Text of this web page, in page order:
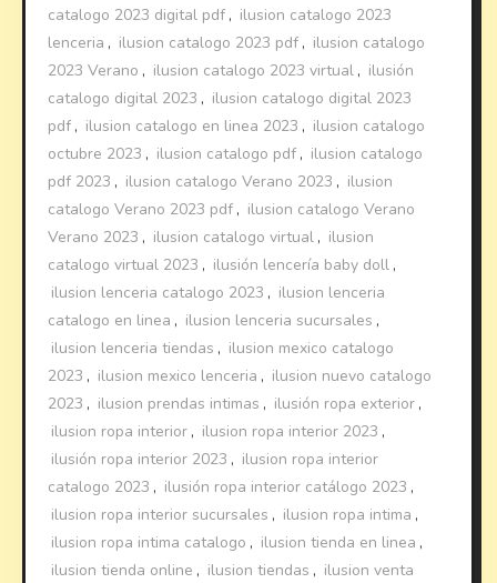
catalogo 2023 digital pdf , ilusion catalogo 2023
lenceria , ilusion catalogo 2023 pdf , ilusion catalogo
2023 Verano , ilusion catalogo 2023 virtual , ilusión
catalogo digital 2023 , ilusion catalogo digital 2023
pdf , ilusion catalogo en linea 2023 , ilusion catalogo
octubre 2023 , ilusion catalogo pdf , ilusion catalogo
pdf 2023 , ilusion catalogo Verano 2023 , ilusion
catalogo Verano 2023 pdf , ilusion catalogo Verano
Verano 2023 , ilusion catalogo virtual , ilusion
catalogo virtual 2023 , ilusión lencería baby doll ,
ilusion lenceria catalogo 2023 , ilusion lenceria
catalogo en linea , ilusion lenceria sucursales ,
ilusion lenceria tiendas , ilusion mexico catalogo
2023 , ilusion mexico lenceria , ilusion nuevo catalogo
2023 , ilusion prendas intimas , ilusión ropa exterior ,
ilusion ropa interior , ilusion ropa interior 2023 ,
ilusión ropa interior 2023 , ilusion ropa interior
catalogo 2023 , ilusión ropa interior catálogo 2023 ,
ilusion ropa interior sucursales , ilusion ropa intima ,
ilusion ropa intima catalogo , ilusion tienda en linea ,
ilusion tienda online , ilusion tiendas , ilusion venta